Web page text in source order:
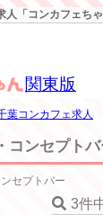
「コンカフェちゃ
関東版
葉コンカフェ求人
コンセプト
セプトバー
3件